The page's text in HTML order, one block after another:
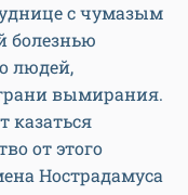
с чумазым
болезнью
людей,
вымирания.
казаться
от этого
Нострадамуса